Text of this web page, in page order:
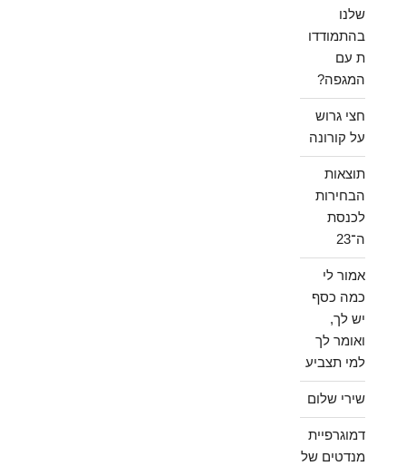
שלנו
בהתמודדו
ת עם
המגפה?
חצי גרוש
על קורונה
תוצאות
הבחירות
לכנסת
ה־23
אמור לי
כמה כסף
יש לך,
ואומר לך
למי תצביע
שירי שלום
דמוגרפיית
מנדטים של